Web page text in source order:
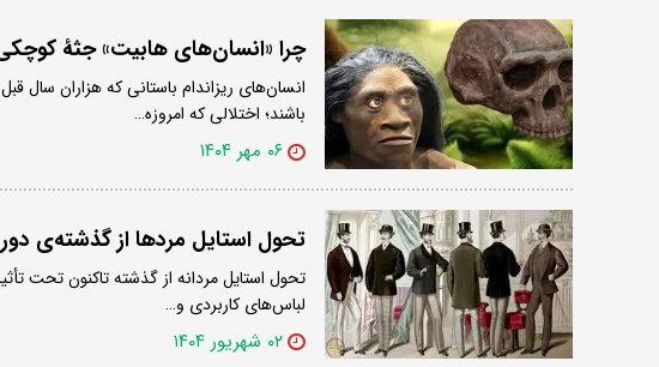
چرا «انسان‌های هابیت» جثۀ
انسان‌های ریزاندام باستانی که هزاران
باشند؛ اختلالی که امروزه…
۰۶ مهر ۱۴۰۴
تحول استایل مردها از گذشته‌ی دور
تحول استایل مردانه از گذشته تاکنون تحت
لباس‌های کاربردی و…
۰۲ شهریور ۱۴۰۴